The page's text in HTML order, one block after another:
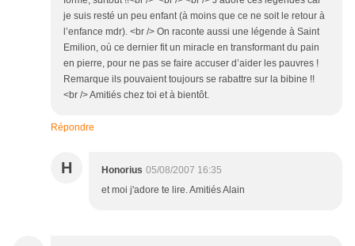
je suis resté un peu enfant (à moins que ce ne soit le retour à
l’enfance mdr). <br /> On raconte aussi une légende à Saint
Emilion, où ce dernier fit un miracle en transformant du pain
en pierre, pour ne pas se faire accuser d’aider les pauvres !
Remarque ils pouvaient toujours se rabattre sur la bibine !!
<br /> Amitiés chez toi et à bientôt.
Répondre
H Honorius 05/08/2007 16:35
et moi j'adore te lire. Amitiés Alain